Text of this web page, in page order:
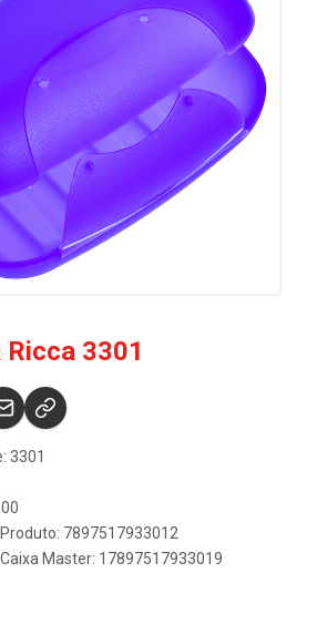
3301
3301
7897517933012
Master: 17897517933019